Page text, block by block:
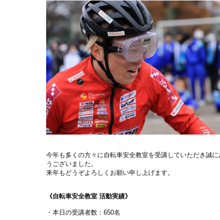
今年も多くの方々に自転車安全教室を受講していただき誠
うございました。
来年もどうぞよろしくお願い申し上げます。
《自転車安全教室 活動実績》
・本日の受講者数：650名